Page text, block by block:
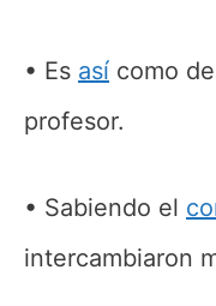
Es así como
profesor.
Sabiendo el
intercambiaron